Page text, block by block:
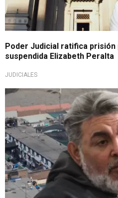
Poder Judicial ratifica
suspendida Elizabeth Peralta
JUDICIALES
Requisa en penal